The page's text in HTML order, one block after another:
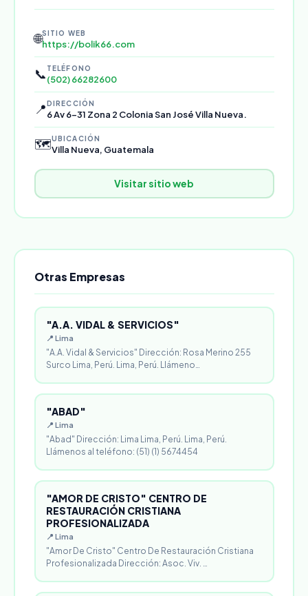
🌐SITIO WEB
https://bolik66.com
📞 TELÉFONO
(502) 66282600
📍DIRECCIÓN
6 Av 6-31 Zona 2 Colonia San José Villa Nueva.
🗺️UBICACIÓN
Villa Nueva, Guatemala
Visitar sitio web
Otras Empresas
"A.A. VIDAL & SERVICIOS"
📍 Lima
"A.A. Vidal & Servicios" Dirección: Rosa Merino 255
Surco Lima, Perú. Lima, Perú. Llámeno…
"ABAD"
📍 Lima
"Abad" Dirección: Lima Lima, Perú. Lima, Perú.
Llámenos al teléfono: (51) (1) 5674454
"AMOR DE CRISTO" CENTRO DE
RESTAURACIÓN CRISTIANA
PROFESIONALIZADA
📍 Lima
"Amor De Cristo" Centro De Restauración Cristiana
Profesionalizada Dirección: Asoc. Viv. …